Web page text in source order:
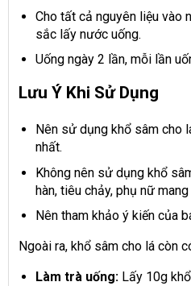
Cho tất cả nguyên liệu vào
sắc lấy nước uống.
Uống ngày 2 lần, mỗi lần
Lưu Ý Khi Sử Dụng
Nên sử dụng khổ sâm cho
nhất.
Không nên sử dụng khổ
hàn, tiêu chảy, phụ nữ
Nên tham khảo ý kiến của
Ngoài ra, khổ sâm cho lá còn
Làm trà uống:Lấy 10g